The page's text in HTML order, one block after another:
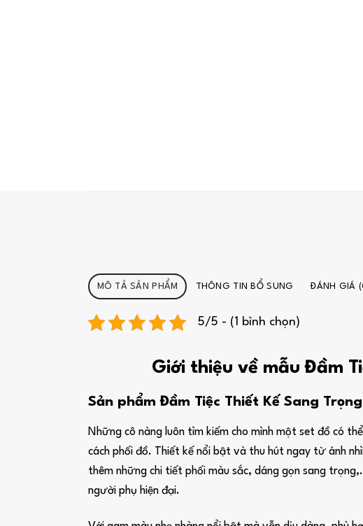
MÔ TẢ SẢN PHẨM THÔNG TIN BỔ SUNG ĐÁNH GIÁ
5/5 - (1 bình chọn)
Giới thiệu về mẫu Đầm
Sản phẩm Đầm Tiệc Thiết Kế Sang
Những cô nàng luôn tìm kiếm cho mình một set đồ có
cách phối đồ. Thiết kế nổi bật và thu hút ngay từ ánh
thêm những chi tiết phối màu sắc, dáng gọn sang
người phụ hiện đại.